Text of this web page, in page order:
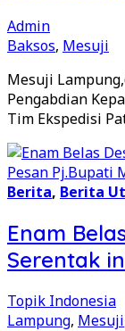
Admin
Baksos, Mesuji
Mesuji
Pengabdian
Tim Ekspedisi
Berita, Berita
Enam
Serentak
Topik Indonesia
Lampung, Mesuji